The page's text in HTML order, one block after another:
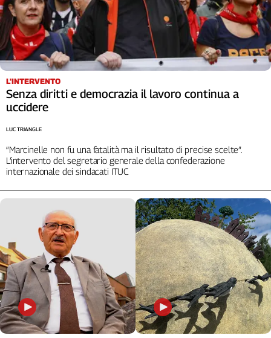
L'Italia
nel
Lavoro
Territori
Abruzzo-
Molise
Alto
Adige
Calabria
Campania
Emilia-
Romagna
Giulia
Lazio
Liguria
Lombardia
Marche
Piemonte
L'INTERVENTO
Senza diritti e democrazia il lavoro continua a
uccidere
“Marcinelle non fu una fatalità ma il risultato di precise scelte”.
L’intervento del segretario generale della confederazione
internazionale dei sindacati ITUC
LUC TRIANGLE